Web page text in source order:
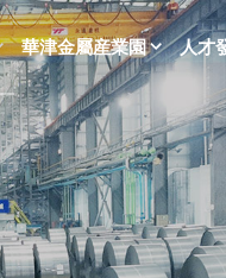
華津金屬産業園 人才